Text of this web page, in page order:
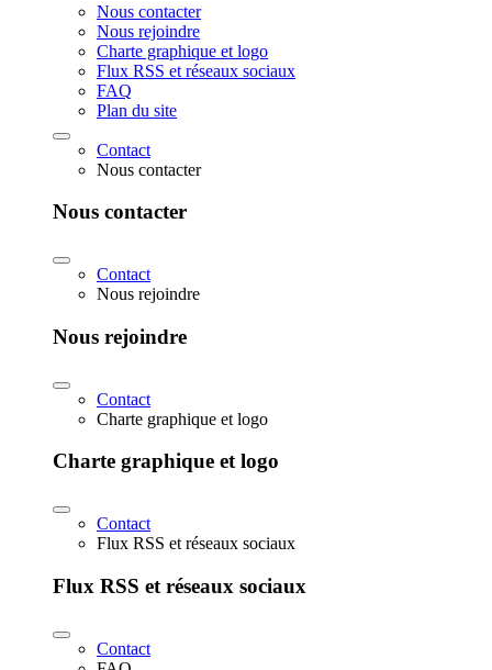
Nous contacter
Nous rejoindre
Charte graphique et logo
Flux RSS et réseaux sociaux
FAQ
Plan du site
Contact
Nous contacter
Nous contacter
Contact
Nous rejoindre
Nous rejoindre
Contact
Charte graphique et logo
Charte graphique et logo
Contact
Flux RSS et réseaux sociaux
Flux RSS et réseaux sociaux
Contact